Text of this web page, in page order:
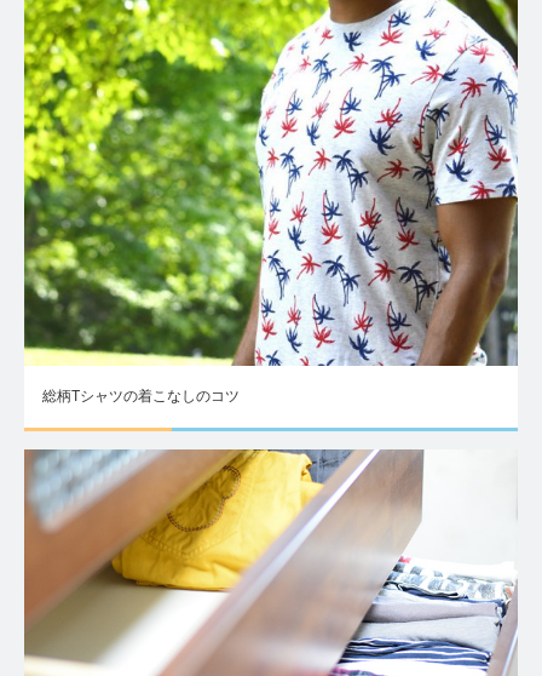
総柄Tシャツの着こなしのコツ